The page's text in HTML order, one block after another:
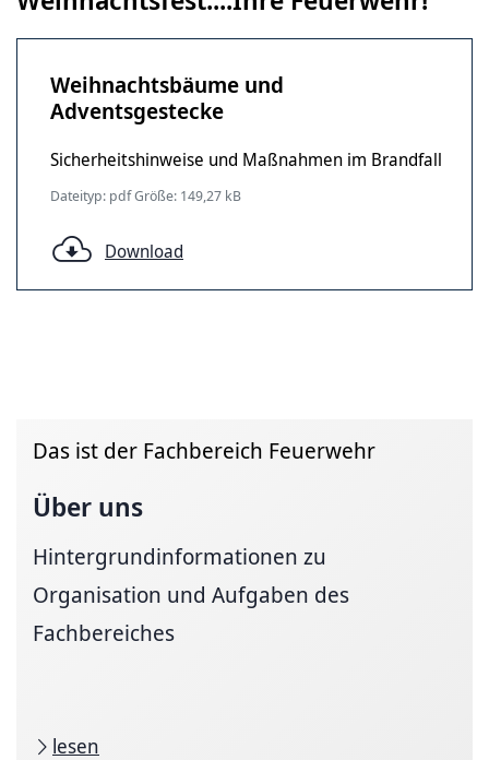
Weihnachtsbäume und
Adventsgestecke
Sicherheitshinweise und Maßnahmen im Brandfall
Dateityp: pdf Größe: 149,27 kB
Download
Das ist der Fachbereich Feuerwehr
Über uns
Hintergrundinformationen zu
Organisation und Aufgaben des
Fachbereiches
lesen